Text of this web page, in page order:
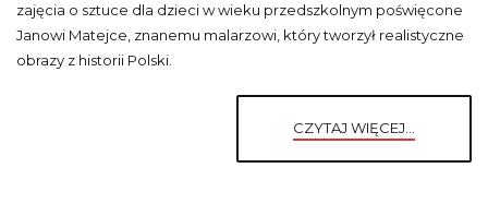
zajęcia o sztuce dla dzieci w wieku przedszkolnym poświęcone
Janowi Matejce, znanemu malarzowi, który tworzył realistyczne
obrazy z historii Polski.
CZYTAJ WIĘCEJ...